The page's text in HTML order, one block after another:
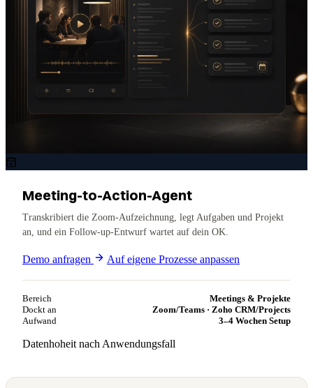
Meeting-to-Action-Agent
Transkribiert die Zoom-Aufzeichnung, legt Aufgaben und Projekt
an, und ein Follow-up-Entwurf wartet auf dein OK.
Demo anfragen Auf eigene Prozesse anpassen
Bereich
Meetings & Projekte
Dockt an
Zoom/Teams · Zoho CRM/Projects
Aufwand
3–4 Wochen Setup
Datenhoheit nach Anwendungsfall